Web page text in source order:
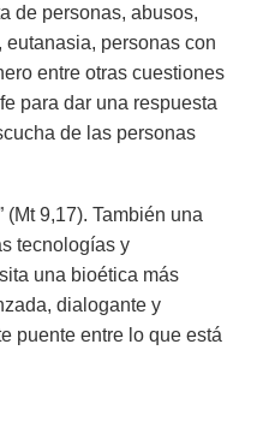
de personas, abusos,
personas con
entre otras cuestiones
para dar una respuesta
de las personas
(Mt 9,17). También una
tecnologías y
una bioética más
dialogante y
puente entre lo que está